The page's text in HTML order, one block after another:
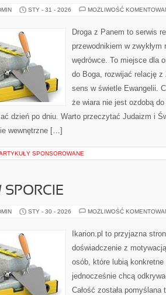
STY - 31 - 2026 MOŻLIWOŚĆ
Droga z Panem to serwis
przewodnikiem w
wędrówce. To miejsce dla
do Boga, rozwijać relację
sens w świetle Ewangelii.
że wiara nie jest ozdobą
dzień po dniu. Warto przeczytać Judaizm i
wewnętrzne […]
SPONSOROWANE
SPORCIE
STY - 30 - 2026 MOŻLIWOŚĆ
Ikarion.pl to przyjazna
doświadczenie z
osób, które lubią
jednocześnie chcą
Całość została